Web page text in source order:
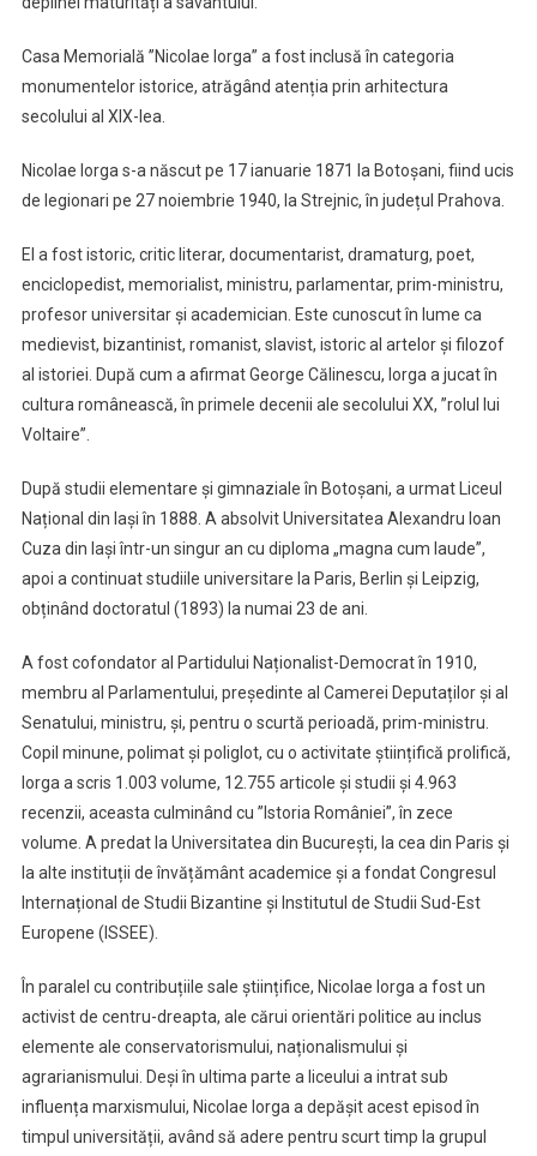
Casa Memorială ”Nicolae Iorga” a fost inclusă în categoria
monumentelor istorice, atrăgând atenția prin arhitectura
secolului al XIX-lea.
Nicolae Iorga s-a născut pe 17 ianuarie 1871 la Botoșani, fiind ucis
de legionari pe 27 noiembrie 1940, la Strejnic, în județul Prahova.
El a fost istoric, critic literar, documentarist, dramaturg, poet,
enciclopedist, memorialist, ministru, parlamentar, prim-ministru,
profesor universitar și academician. Este cunoscut în lume ca
medievist, bizantinist, romanist, slavist, istoric al artelor și filozof
al istoriei. După cum a afirmat George Călinescu, Iorga a jucat în
cultura românească, în primele decenii ale secolului XX, ”rolul lui
Voltaire”.
După studii elementare și gimnaziale în Botoșani, a urmat Liceul
Național din Iași în 1888. A absolvit Universitatea Alexandru Ioan
Cuza din Iași într-un singur an cu diploma „magna cum laude”,
apoi a continuat studiile universitare la Paris, Berlin și Leipzig,
obținând doctoratul (1893) la numai 23 de ani.
A fost cofondator al Partidului Naționalist-Democrat în 1910,
membru al Parlamentului, președinte al Camerei Deputaților și al
Senatului, ministru, și, pentru o scurtă perioadă, prim-ministru.
Copil minune, polimat și poliglot, cu o activitate științifică prolifică,
Iorga a scris 1.003 volume, 12.755 articole și studii și 4.963
recenzii, aceasta culminând cu ”Istoria României”, în zece
volume. A predat la Universitatea din București, la cea din Paris și
la alte instituții de învățământ academice și a fondat Congresul
Internațional de Studii Bizantine și Institutul de Studii Sud-Est
Europene (ISSEE).
În paralel cu contribuțiile sale științifice, Nicolae Iorga a fost un
activist de centru-dreapta, ale cărui orientări politice au inclus
elemente ale conservatorismului, naționalismului și
agrarianismului. Deși în ultima parte a liceului a intrat sub
influența marxismului, Nicolae Iorga a depășit acest episod în
timpul universității, având să adere pentru scurt timp la grupul